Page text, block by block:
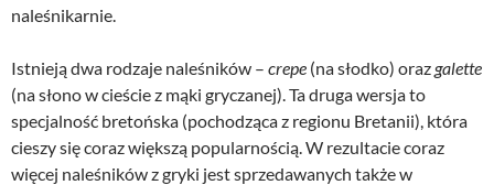
naleśnikarnie.
Istnieją dwa rodzaje naleśników – crepe (na słodko) oraz galette
(na słono w cieście z mąki gryczanej). Ta druga wersja to
specjalność bretońska (pochodząca z regionu Bretanii), która
cieszy się coraz większą popularnością. W rezultacie coraz
więcej naleśników z gryki jest sprzedawanych także w